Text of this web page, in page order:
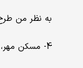
به نظر من
4- مسکن مهر، طرح شهر برانداز - 2 آذر 1394: